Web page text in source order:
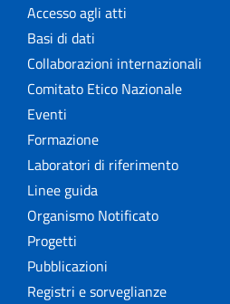
Accesso agli atti
Basi di dati
Collaborazioni internazionali
Comitato Etico Nazionale
Eventi
Formazione
Laboratori di riferimento
Linee guida
Organismo Notificato
Progetti
Pubblicazioni
Registri e sorveglianze